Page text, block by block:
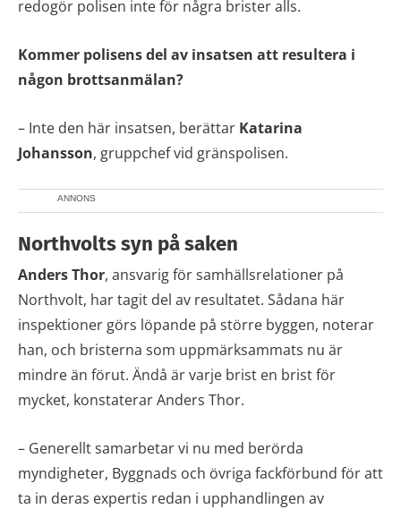
redogör polisen inte för några brister alls.
Kommer polisens del av insatsen att resultera i
någon brottsanmälan?
– Inte den här insatsen, berättar Katarina
Johansson, gruppchef vid gränspolisen.
ANNONS
Northvolts syn på saken
Anders Thor, ansvarig för samhällsrelationer på
Northvolt, har tagit del av resultatet. Sådana här
inspektioner görs löpande på större byggen, noterar
han, och bristerna som uppmärksammats nu är
mindre än förut. Ändå är varje brist en brist för
mycket, konstaterar Anders Thor.
– Generellt samarbetar vi nu med berörda
myndigheter, Byggnads och övriga fackförbund för att
ta in deras expertis redan i upphandlingen av